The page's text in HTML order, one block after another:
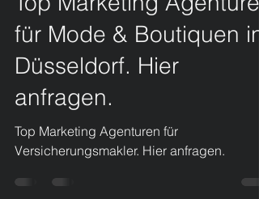
4. Juli 2 Min. Lesezeit
Top Marketing Agenturen
für Mode & Boutiquen in
Düsseldorf. Hier
anfragen.